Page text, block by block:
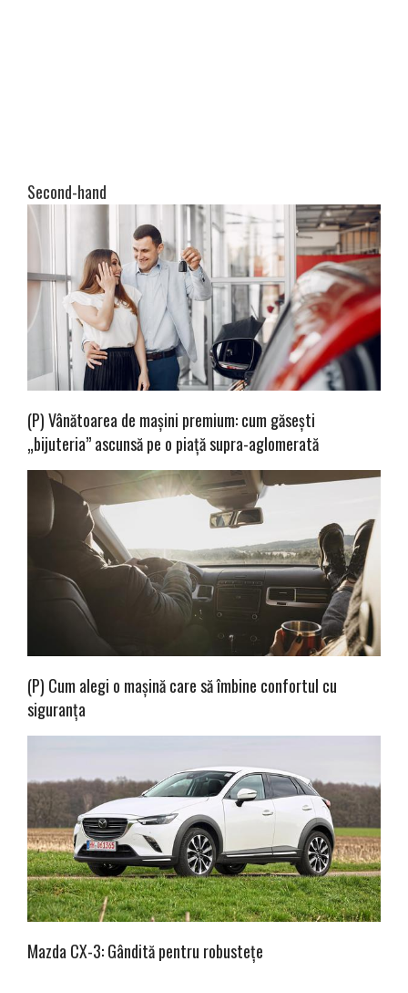
Second-hand
(P) Vânătoarea de mașini premium: cum găsești
„bijuteria” ascunsă pe o piață supra-aglomerată
(P) Cum alegi o mașină care să îmbine confortul cu
siguranța
Mazda CX-3: Gândită pentru robustețe